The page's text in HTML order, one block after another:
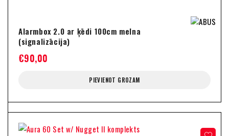
Alarmbox 2.0 ar ķēdi 100cm melna
(signalizācija)
€90,00
PIEVIENOT GROZAM